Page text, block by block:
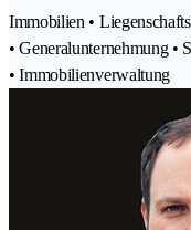
Immobilien •
• Generalunternehmung •
• Immobilienverwaltung